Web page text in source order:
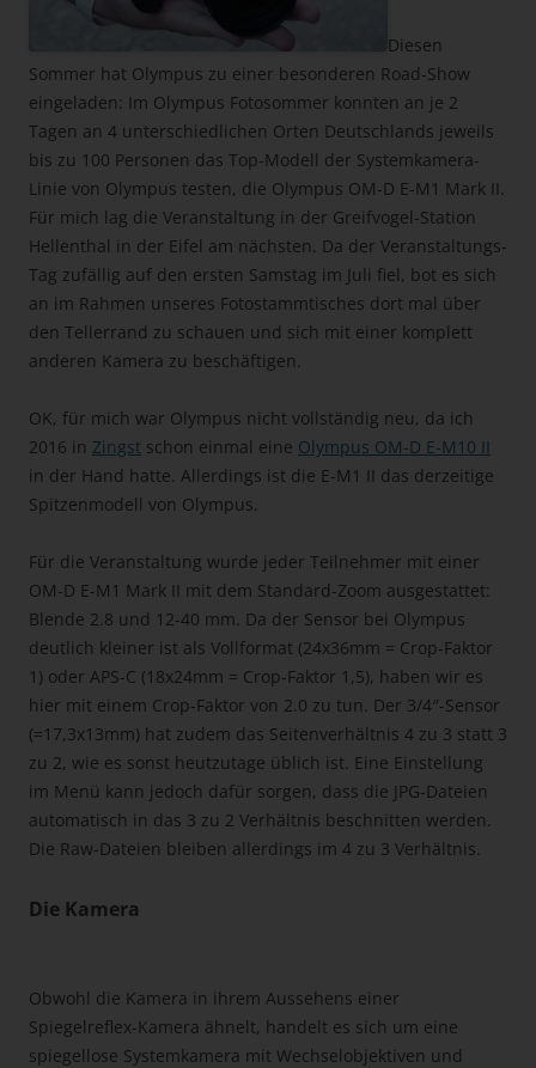
Diesen
Sommer hat Olympus zu einer besonderen Road-Show
eingeladen: Im Olympus Fotosommer konnten an je 2
Tagen an 4 unterschiedlichen Orten Deutschlands jeweils
bis zu 100 Personen das Top-Modell der Systemkamera-
Linie von Olympus testen, die Olympus OM-D E-M1 Mark II.
Für mich lag die Veranstaltung in der Greifvogel-Station
Hellenthal in der Eifel am nächsten. Da der Veranstaltungs-
Tag zufällig auf den ersten Samstag im Juli fiel, bot es sich
an im Rahmen unseres Fotostammtisches dort mal über
den Tellerrand zu schauen und sich mit einer komplett
anderen Kamera zu beschäftigen.
OK, für mich war Olympus nicht vollständig neu, da ich
2016 in Zingst schon einmal eine Olympus OM-D E-M10 II
in der Hand hatte. Allerdings ist die E-M1 II das derzeitige
Spitzenmodell von Olympus.
Für die Veranstaltung wurde jeder Teilnehmer mit einer
OM-D E-M1 Mark II mit dem Standard-Zoom ausgestattet:
Blende 2.8 und 12-40 mm. Da der Sensor bei Olympus
deutlich kleiner ist als Vollformat (24x36mm = Crop-Faktor
1) oder APS-C (18x24mm = Crop-Faktor 1,5), haben wir es
hier mit einem Crop-Faktor von 2.0 zu tun. Der 3/4″-Sensor
(=17,3x13mm) hat zudem das Seitenverhältnis 4 zu 3 statt 3
zu 2, wie es sonst heutzutage üblich ist. Eine Einstellung
im Menü kann jedoch dafür sorgen, dass die JPG-Dateien
automatisch in das 3 zu 2 Verhältnis beschnitten werden.
Die Raw-Dateien bleiben allerdings im 4 zu 3 Verhältnis.
Die Kamera
Obwohl die Kamera in ihrem Aussehens einer
Spiegelreflex-Kamera ähnelt, handelt es sich um eine
spiegellose Systemkamera mit Wechselobjektiven und